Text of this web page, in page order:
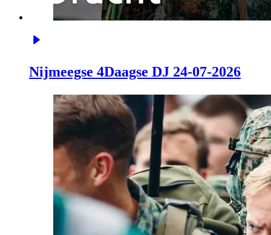
Nijmeegse 4Daagse DJ 24-07-2026